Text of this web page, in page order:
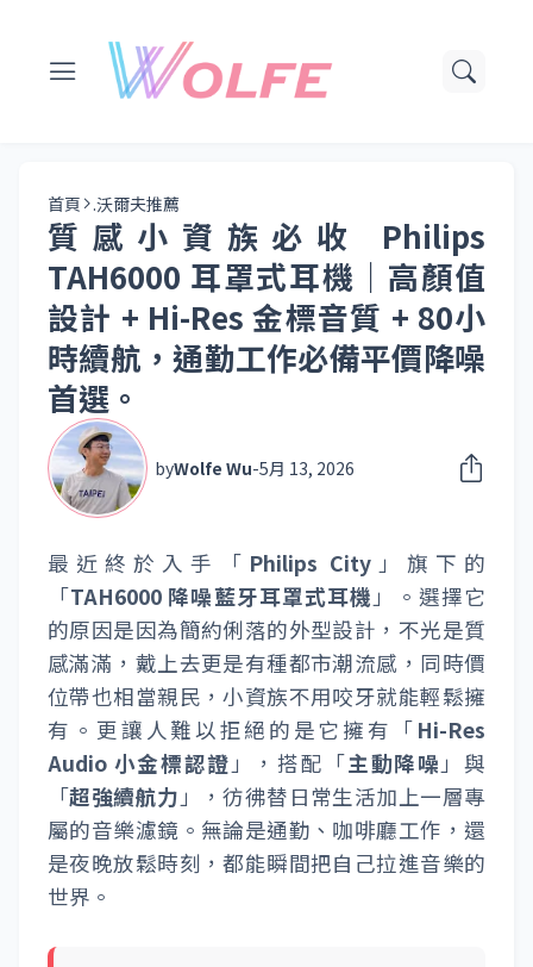
首頁 .沃爾夫推薦
質感小資族必收 Philips
TAH6000 耳罩式耳機｜高顏值
設計 + Hi-Res 金標音質 + 80小
時續航，通勤工作必備平價降噪
首選。
byWolfe Wu-5月 13, 2026
最近終於入手「 Philips City」旗下的
「TAH6000 降噪藍牙耳罩式耳機」。選擇它
的原因是因為簡約俐落的外型設計，不光是質
感滿滿，戴上去更是有種都市潮流感，同時價
位帶也相當親民，小資族不用咬牙就能輕鬆擁
有。更讓人難以拒絕的是它擁有「 Hi-Res
Audio 小金標認證」，搭配「主動降噪」與
「超強續航力」，彷彿替日常生活加上一層專
屬的音樂濾鏡。無論是通勤、咖啡廳工作，還
是夜晚放鬆時刻，都能瞬間把自己拉進音樂的
世界。